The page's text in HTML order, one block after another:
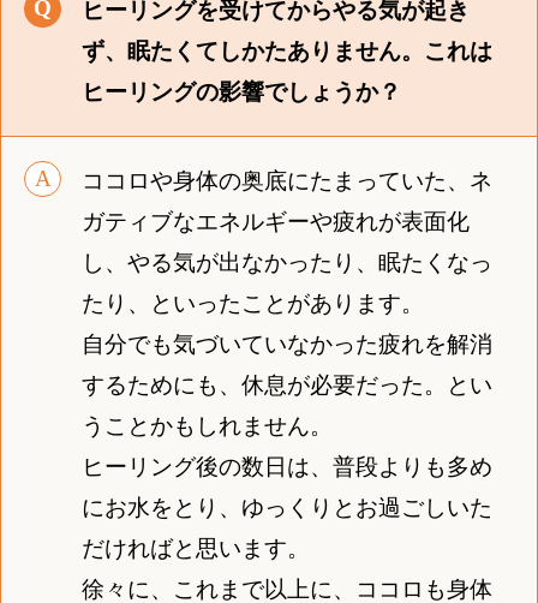
ヒーリングを受けてからやる気が起き
ず、眠たくてしかたありません。これは
ヒーリングの影響でしょうか？
ココロや身体の奥底にたまっていた、ネ
ガティブなエネルギーや疲れが表面化
し、やる気が出なかったり、眠たくなっ
たり、といったことがあります。
自分でも気づいていなかった疲れを解消
するためにも、休息が必要だった。とい
うことかもしれません。
ヒーリング後の数日は、普段よりも多め
にお水をとり、ゆっくりとお過ごしいた
だければと思います。
徐々に、これまで以上に、ココロも身体